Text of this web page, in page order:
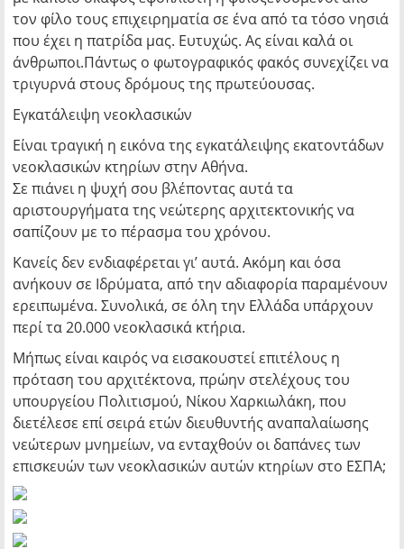
τον φίλο τους επιχειρηματία σε ένα από τα τόσο νησιά
που έχει η πατρίδα μας. Ευτυχώς. Ας είναι καλά οι
άνθρωποι.Πάντως ο φωτογραφικός φακός συνεχίζει να
τριγυρνά στους δρόμους της πρωτεύουσας.
Εγκατάλειψη νεοκλασικών
Είναι τραγική η εικόνα της εγκατάλειψης εκατοντάδων
νεοκλασικών κτηρίων στην Αθήνα.
Σε πιάνει η ψυχή σου βλέποντας αυτά τα
αριστουργήματα της νεώτερης αρχιτεκτονικής να
σαπίζουν με το πέρασμα του χρόνου.
Κανείς δεν ενδιαφέρεται γι’ αυτά. Ακόμη και όσα
ανήκουν σε Ιδρύματα, από την αδιαφορία παραμένουν
ερειπωμένα. Συνολικά, σε όλη την Ελλάδα υπάρχουν
περί τα 20.000 νεοκλασικά κτήρια.
Μήπως είναι καιρός να εισακουστεί επιτέλους η
πρόταση του αρχιτέκτονα, πρώην στελέχους του
υπουργείου Πολιτισμού, Νίκου Χαρκιωλάκη, που
διετέλεσε επί σειρά ετών διευθυντής αναπαλαίωσης
νεώτερων μνημείων, να ενταχθούν οι δαπάνες των
επισκευών των νεοκλασικών αυτών κτηρίων στο ΕΣΠΑ;